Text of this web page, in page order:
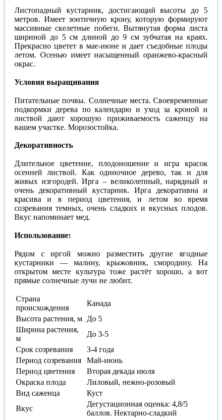
Листопадный кустарник, достигающий высоты до 5
метров. Имеет зонтичную крону, которую формируют
массивные скелетные побеги. Вытянутая форма листа
шириной до 5 см длиной до 9 см зубчатая на краях.
Прекрасно цветет в мае-июне и дает съедобные плоды
летом. Осенью имеет насыщенный оранжево-красный
окрас.
Условия выращивания
Питательные почвы. Солнечные места. Своевременные
подкормки дерева по календарю и уход за кроной и
листвой дают хорошую приживаемость саженцу на
вашем участке. Морозостойка.
Декоративность
Длительное цветение, плодоношение и игра красок
осенней листвой. Как одиночное дерево, так и для
живых изгородей. Ирга – великолепный, нарядный и
очень декоративный кустарник. Ирга декоративна и
красива и в период цветения, и летом во время
созревания темных, очень сладких и вкусных плодов.
Вкус напоминает мед.
Использование:
Рядом с иргой можно разместить другие ягодные
кустарники — малину, крыжовник, смородину. На
открытом месте культура тоже растёт хорошо, а вот
прямые солнечные лучи не любит.
Страна
происхождения
Канада
Высота растения, м До 5
Ширина растения,
м
До 3-5
Срок созревания
3-4 года
Период созревания
Май-июнь
Период цветения
Вторая декада июля
Окраска плода
Лиловый, нежно-розовый
Вид саженца
Куст
Вкус
Дегустационная оценка: 4,8/5
баллов. Нектарно-сладкий